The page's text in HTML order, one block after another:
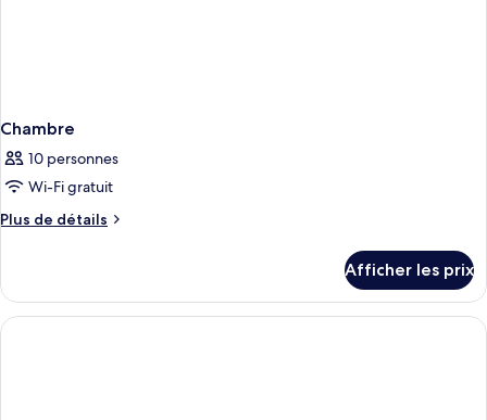
Chambre
10 personnes
Wi-Fi gratuit
Plus de détails
Plus
Chambre
Afficher les prix